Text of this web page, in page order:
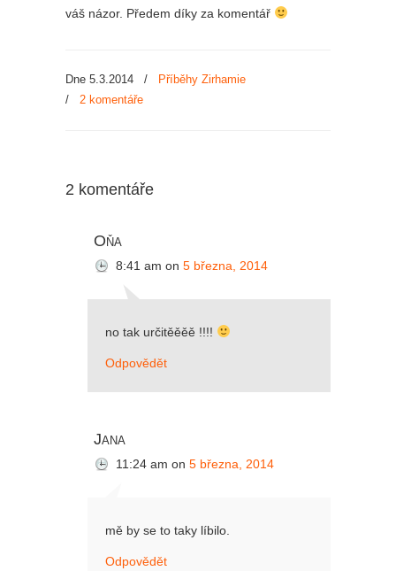
váš názor. Předem díky za komentář
Dne 5.3.2014 /
Příběhy Zirhamie
/ 2 komentáře
2 komentáře
Oňa
8:41 am on 5 března, 2014
no tak určitěěěě !!!!
Odpovědět
Jana
11:24 am on 5 března, 2014
mě by se to taky líbilo.
Odpovědět